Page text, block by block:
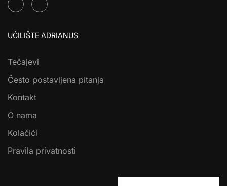
UČILIŠTE ADRIANUS
Tečajevi
Često postavljena pitanja
Kontakt
O nama
Kolačići
Pravila privatnosti